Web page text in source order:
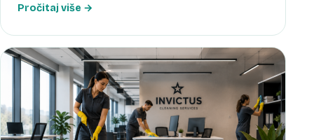
Pročitaj više →